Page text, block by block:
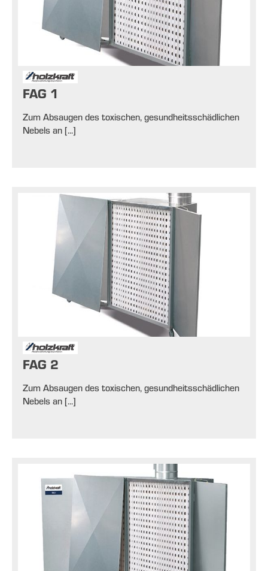
FAG 1
Zum Absaugen des toxischen, gesundheitsschädlichen
Nebels an [...]
FAG 2
Zum Absaugen des toxischen, gesundheitsschädlichen
Nebels an [...]